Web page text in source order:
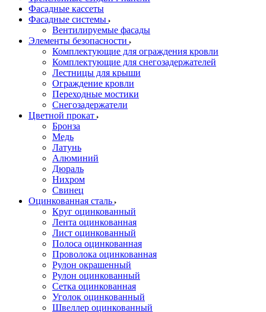
Фасадные кассеты
Фасадные системы
Вентилируемые фасады
Элементы безопасности
Комплектующие для ограждения кровли
Комплектующие для снегозадержателей
Лестницы для крыши
Ограждение кровли
Переходные мостики
Снегозадержатели
Цветной прокат
Бронза
Медь
Латунь
Алюминий
Дюраль
Нихром
Свинец
Оцинкованная сталь
Круг оцинкованный
Лента оцинкованная
Лист оцинкованный
Полоса оцинкованная
Проволока оцинкованная
Рулон окрашенный
Рулон оцинкованный
Сетка оцинкованная
Уголок оцинкованный
Швеллер оцинкованный